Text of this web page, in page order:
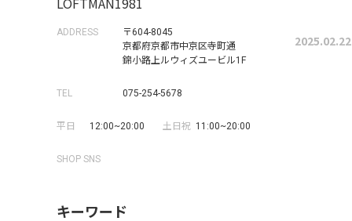
ADDRESS
〒604-8045
京都府京都市中京区寺町通
錦小路上ルウィズユービル1F
TEL 075-254-5678
平日 12:00~20:00 土日祝 11:00~20:00
SHOP SNS
キーワード
2025.02.22